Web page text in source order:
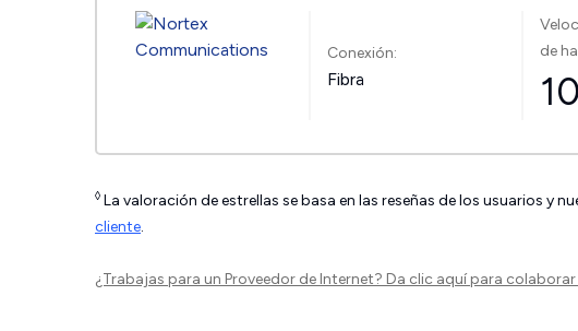
Conexión:
Fibra
de
◊ La valoración de estrellas se basa en las reseñas de los usuarios y
cliente.
¿Trabajas para un Proveedor de Internet? Da clic aquípara colaborar